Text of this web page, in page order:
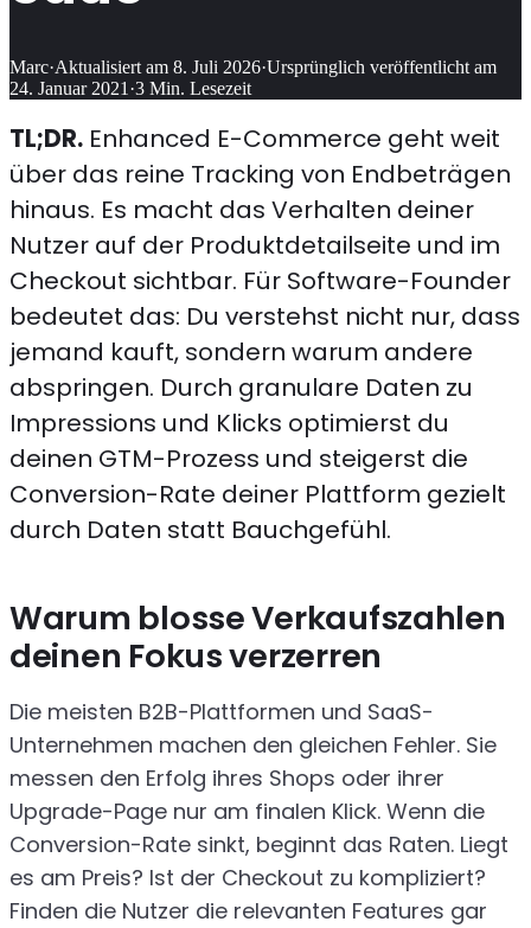
Marc·Aktualisiert am 8. Juli 2026·Ursprünglich veröffentlicht am
24. Januar 2021 ·3 Min. Lesezeit
TL;DR. Enhanced E-Commerce geht weit
über das reine Tracking von Endbeträgen
hinaus. Es macht das Verhalten deiner
Nutzer auf der Produktdetailseite und im
Checkout sichtbar. Für Software-Founder
bedeutet das: Du verstehst nicht nur, dass
jemand kauft, sondern warum andere
abspringen. Durch granulare Daten zu
Impressions und Klicks optimierst du
deinen GTM-Prozess und steigerst die
Conversion-Rate deiner Plattform gezielt
durch Daten statt Bauchgefühl.
Warum blosse Verkaufszahlen
deinen Fokus verzerren
Die meisten B2B-Plattformen und SaaS-
Unternehmen machen den gleichen Fehler. Sie
messen den Erfolg ihres Shops oder ihrer
Upgrade-Page nur am finalen Klick. Wenn die
Conversion-Rate sinkt, beginnt das Raten. Liegt
es am Preis? Ist der Checkout zu kompliziert?
Finden die Nutzer die relevanten Features gar